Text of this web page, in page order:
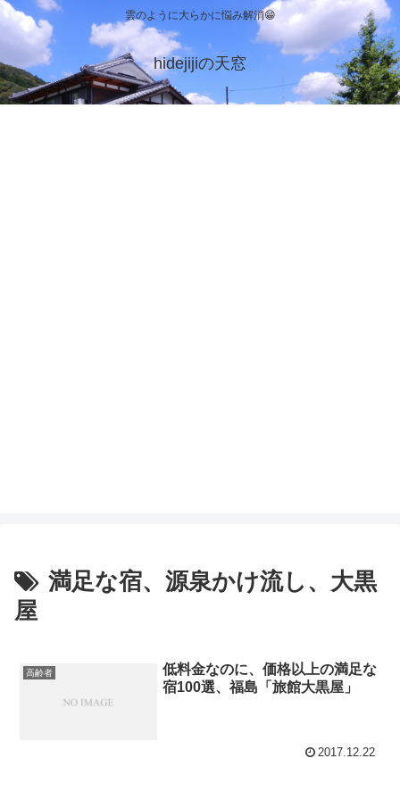
雲のように大らかに悩み解消😁
hidejijiの天窓
満足な宿、源泉かけ流し、大黒
屋
高齢者
低料金なのに、価格以上の満足な
宿100選、福島「旅館大黒屋」
2017.12.22